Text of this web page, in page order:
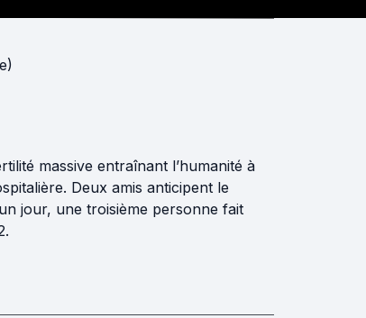
massive entraînant l’humanité à
Deux amis anticipent le
jour, une troisième personne fait